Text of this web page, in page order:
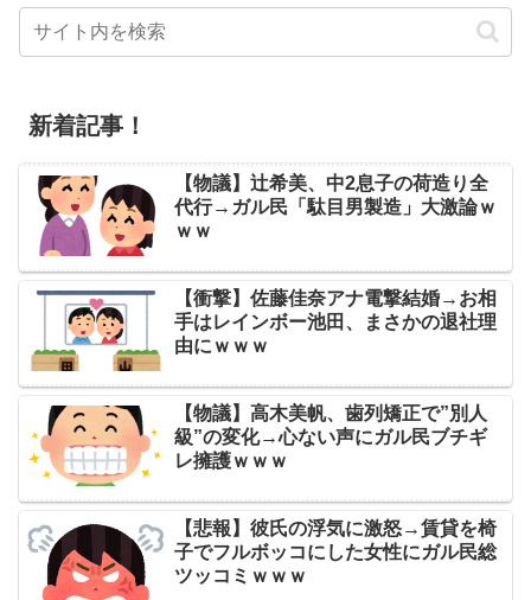
新着記事！
【物議】辻希美、中2息子の荷造り全
代行→ガル民「駄目男製造」大激論ｗ
ｗｗ
【衝撃】佐藤佳奈アナ電撃結婚→お相
手はレインボー池田、まさかの退社理
由にｗｗｗ
【物議】高木美帆、歯列矯正で”別人
級”の変化→心ない声にガル民ブチギ
レ擁護ｗｗｗ
【悲報】彼氏の浮気に激怒→賃貸を椅
子でフルボッコにした女性にガル民総
ツッコミｗｗｗ